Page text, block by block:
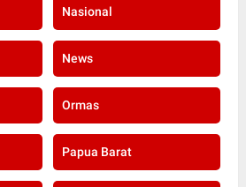
Nasional
News
Ormas
Papua Barat